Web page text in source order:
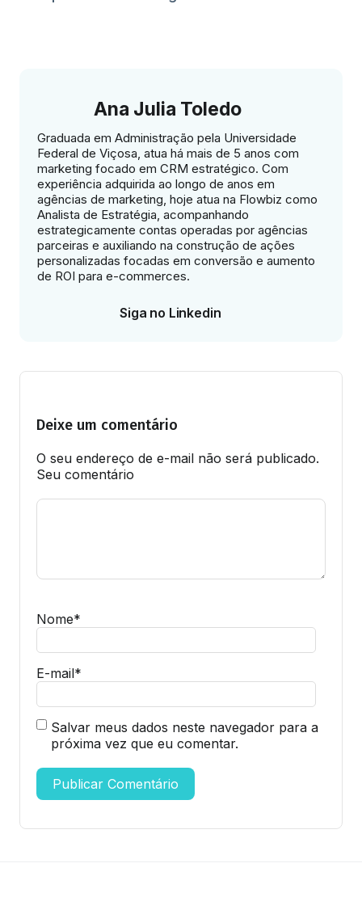
Ana Julia Toledo
Graduada em Administração pela Universidade
Federal de Viçosa, atua há mais de 5 anos com
marketing focado em CRM estratégico. Com
experiência adquirida ao longo de anos em
agências de marketing, hoje atua na Flowbiz como
Analista de Estratégia, acompanhando
estrategicamente contas operadas por agências
parceiras e auxiliando na construção de ações
personalizadas focadas em conversão e aumento
de ROI para e-commerces.
Siga no Linkedin
Deixe um comentário
O seu endereço de e-mail não será publicado.
Seu comentário
Nome*
E-mail*
Salvar meus dados neste navegador para a
próxima vez que eu comentar.